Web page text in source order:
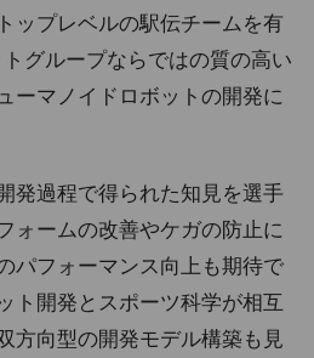
ップレベルの駅伝チームを有
グループならではの質の高い
ーマノイドロボットの開発に
発過程で得られた知見を選手
ォームの改善やケガの防止に
パフォーマンス向上も期待で
ト開発とスポーツ科学が相互
方向型の開発モデル構築も見